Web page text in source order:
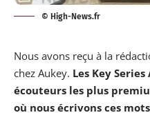
© High-News.fr
Nous avons reçu à la
chez Aukey. Les Key
écouteurs les plus
où nous écrivons ces